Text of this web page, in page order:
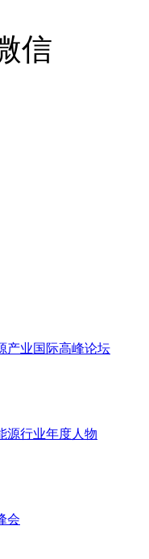
信
产业国际高峰论坛
源行业年度人物
会